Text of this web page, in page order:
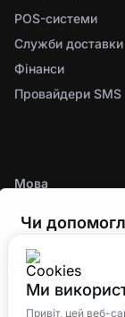
Чи
Ми постійно
рестораторів
😢Погано
POS-системи
Служби доставки
Фінанси
Провайдери SMS
Мова
Ми
Привіт, цей веб-